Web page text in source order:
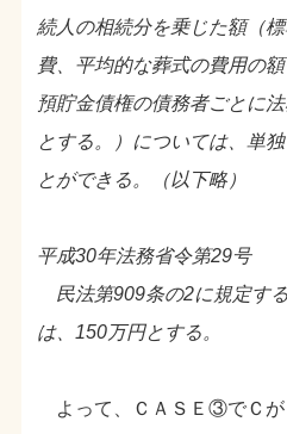
続人の相続分を乗じた額（
費、平均的な葬式の費用の
預貯金債権の債務者ごとに
とする。）については、単
とができる。（以下略）
平成30年法務省令第29号
民法第909条の2に規定す
は、150万円とする。
よって、ＣＡＳＥ③でＣが